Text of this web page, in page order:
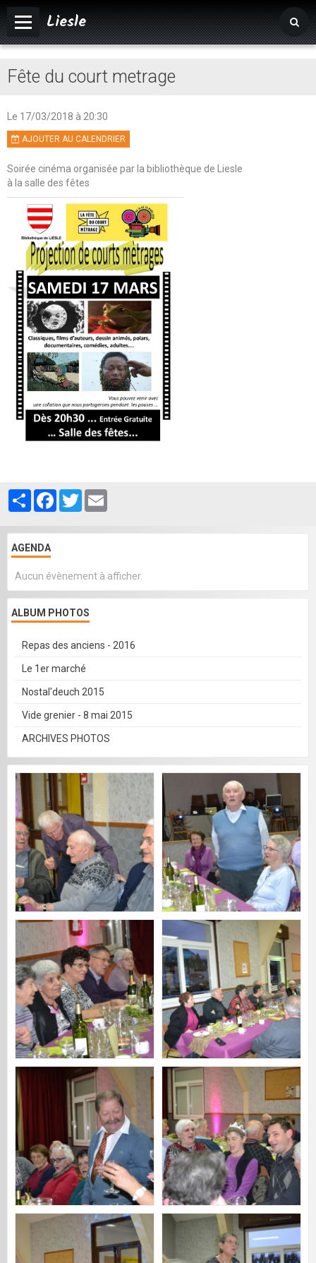
Liesle
Vivre à Liesle
Vie associative
Tourisme
Agenda
Album photos
Fête du court metrage
Le 17/03/2018 à 20:30
AJOUTER AU CALENDRIER
Soirée cinéma organisée par la bibliothèque de Liesle
à la salle des fêtes
PartagerFacebook
Twitter
AGENDA
Aucun évènement à afficher.
ALBUM PHOTOS
Repas des anciens - 2016
Le 1er marché
Nostal'deuch 2015
Vide grenier - 8 mai 2015
ARCHIVES PHOTOS